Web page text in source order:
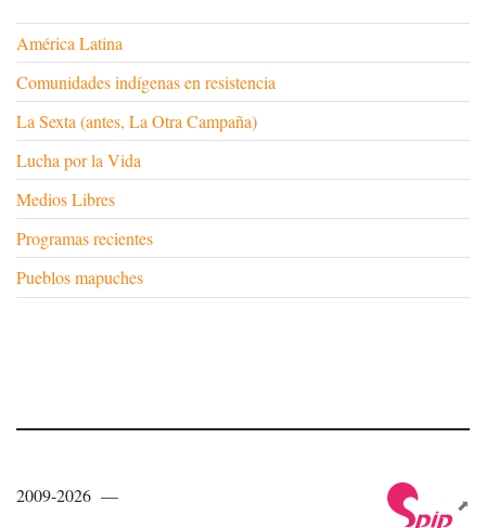
América Latina
Comunidades indígenas en resistencia
La Sexta (antes, La Otra Campaña)
Lucha por la Vida
Medios Libres
Programas recientes
Pueblos mapuches
2009-2026 —